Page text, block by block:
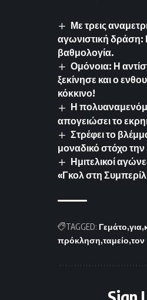
Με τρεις
αγωνιστική
βαθμολογία.
Ομόνοια: Η
ξεκίνησε και ο
κόκκινο!
Η
απογειώσει το
Στρέφει το
μοναδικό στόχο την
Ημιτελικοί
«Γκολ στη
TAGGED: Γεμάτο για
πρόκληση ταμείο τον